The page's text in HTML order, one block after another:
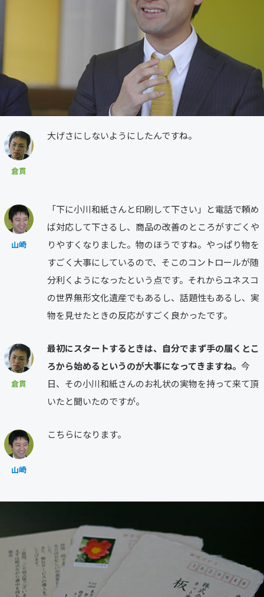
倉貫
大げさにしないようにしたんですね。
山崎
「下に小川和紙さんと印刷して下さい」と電話で頼め
ば対応して下さるし、商品の改善のところがすごくや
りやすくなりました。物のほうですね。やっぱり物を
すごく大事にしているので、そこのコントロールが随
分利くようになったという点です。それからユネスコ
の世界無形文化遺産でもあるし、話題性もあるし、実
物を見せたときの反応がすごく良かったです。
倉貫
最初にスタートするときは、自分でまず手の届くとこ
ろから始めるというのが大事になってきますね。 今
日、その小川和紙さんのお礼状の実物を持って来て頂
いたと聞いたのですが。
山崎
こちらになります。